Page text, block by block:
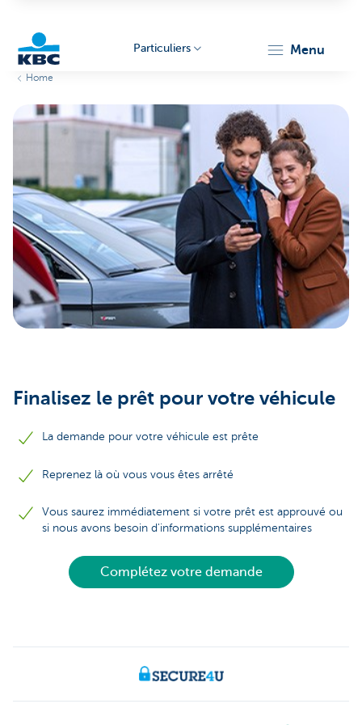
Particuliers menu
Home
Finalisez le prêt pour votre véhicule
La demande pour votre véhicule est prête
Reprenez là où vous vous êtes arrêté
Vous saurez immédiatement si votre prêt est approuvé ou
si nous avons besoin d'informations supplémentaires
Complétez votre demande